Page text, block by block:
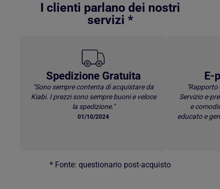
I clienti parlano dei nostri
servizi *
Spedizione Gratuita
"Sono sempre contenta di acquistare da
Kiabi. I prezzi sono sempre buoni e veloce
la spedizione."
01/10/2024
E-
Servizio e-
e
educato e
* Fonte: questionario post-acquisto